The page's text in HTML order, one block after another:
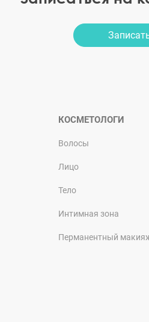
КОСМЕТОЛОГИ
Волосы
Лицо
Тело
Интимная зона
Перманентный